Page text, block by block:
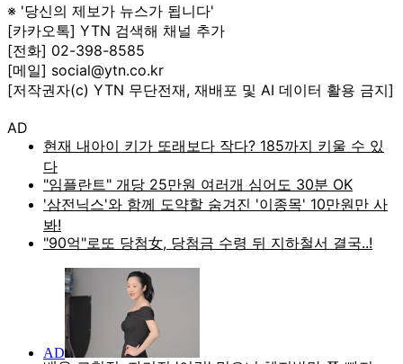
※ '당신의 제보가 뉴스가 됩니다'
[카카오톡] YTN 검색해 채널 추가
[전화] 02-398-8585
[메일] social@ytn.co.kr
[저작권자(c) YTN 무단전재, 재배포 및 AI 데이터 활용 금지]
AD